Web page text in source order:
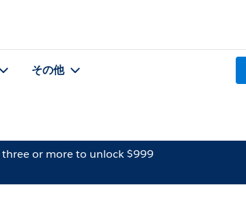
その他
three or more to unlock $999